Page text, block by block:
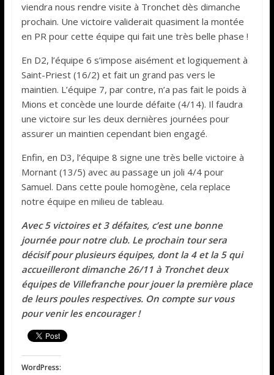
viendra nous rendre visite à Tronchet dès dimanche
prochain. Une victoire validerait quasiment la montée
en PR pour cette équipe qui fait une très belle phase !
En D2, l’équipe 6 s’impose aisément et logiquement à
Saint-Priest (16/2) et fait un grand pas vers le
maintien. L’équipe 7, par contre, n’a pas fait le poids à
Mions et concède une lourde défaite (4/14). Il faudra
une victoire sur les deux dernières journées pour
assurer un maintien cependant bien engagé.
Enfin, en D3, l’équipe 8 signe une très belle victoire à
Mornant (13/5) avec au passage un joli 4/4 pour
Samuel. Dans cette poule homogène, cela replace
notre équipe en milieu de tableau.
Avec 5 victoires et 3 défaites, c’est une bonne
journée pour notre club. Le prochain tour sera
décisif pour plusieurs équipes, dont la 4 et la 5 qui
accueilleront dimanche 26/11 à Tronchet deux
équipes de Villefranche pour jouer la première place
de leurs poules respectives. On compte sur vous
pour venir les encourager !
WordPress: